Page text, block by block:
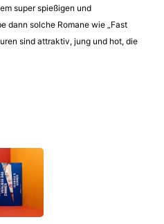
super spießigen und
dann solche Romane wie „Fast
sind attraktiv, jung und hot, die